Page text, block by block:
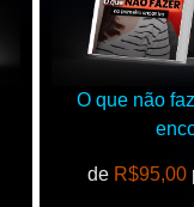
O que não
de R$95,00